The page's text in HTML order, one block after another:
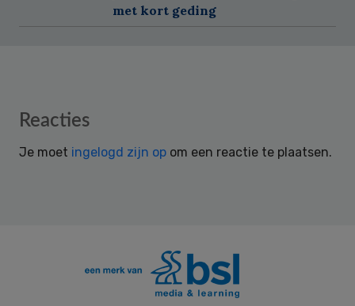
met kort geding
Reader
Reacties
Je moet ingelogd zijn op om een reactie te plaatsen.